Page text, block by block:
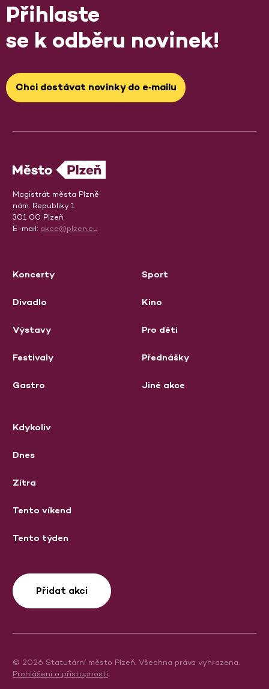
Přihlaste
se k odběru novinek!
Chci dostávat novinky do e‑mailu
Magistrát města Plzně
nám. Republiky 1
301 00 Plzeň
E-mail: akce@plzen.eu
Koncerty
Divadlo
Výstavy
Festivaly
Gastro
Sport
Kino
Pro děti
Přednášky
Jiné akce
Kdykoliv
Dnes
Zítra
Tento víkend
Tento týden
Přidat akci
© 2026 Statutární město Plzeň. Všechna práva vyhrazena.
Prohlášení o přístupnosti